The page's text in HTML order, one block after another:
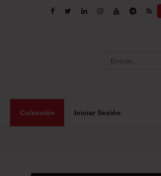
for:
Colección Iniciar Sesión